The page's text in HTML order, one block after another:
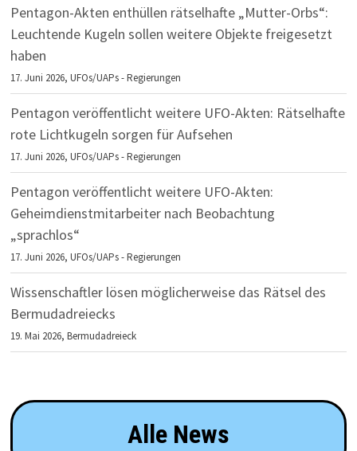
Pentagon-Akten enthüllen rätselhafte „Mutter-Orbs“:
Leuchtende Kugeln sollen weitere Objekte freigesetzt
haben
17. Juni 2026,UFOs/UAPs - Regierungen
Pentagon veröffentlicht weitere UFO-Akten: Rätselhafte
rote Lichtkugeln sorgen für Aufsehen
17. Juni 2026,UFOs/UAPs - Regierungen
Pentagon veröffentlicht weitere UFO-Akten:
Geheimdienstmitarbeiter nach Beobachtung
„sprachlos“
17. Juni 2026,UFOs/UAPs - Regierungen
Wissenschaftler lösen möglicherweise das Rätsel des
Bermudadreiecks
19. Mai 2026,Bermudadreieck
Alle News